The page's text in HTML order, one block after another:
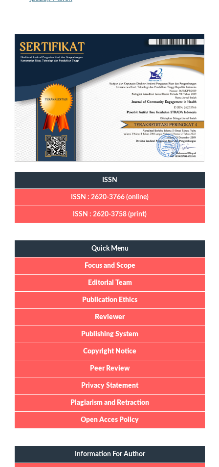
ISSN
ISSN : 2620-3766 (online)
ISSN : 2620-3758 (print)
Quick Menu
Focus and Scope
Editorial Team
Publication Ethics
Reviewer
Publishing System
Copyright Notice
Peer Review
Privacy Statement
Plagiarism and Retraction
Open Acces Policy
Information For Author